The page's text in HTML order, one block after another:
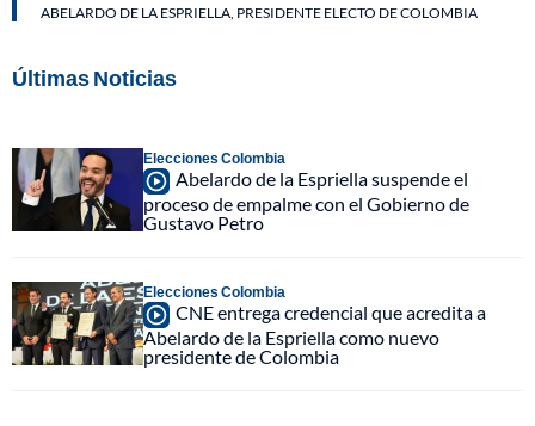
ABELARDO DE LA ESPRIELLA, PRESIDENTE ELECTO DE COLOMBIA
Últimas Noticias
Elecciones Colombia
Abelardo de la Espriella suspende el
proceso de empalme con el Gobierno de
Gustavo Petro
Elecciones Colombia
CNE entrega credencial que acredita a
Abelardo de la Espriella como nuevo
presidente de Colombia